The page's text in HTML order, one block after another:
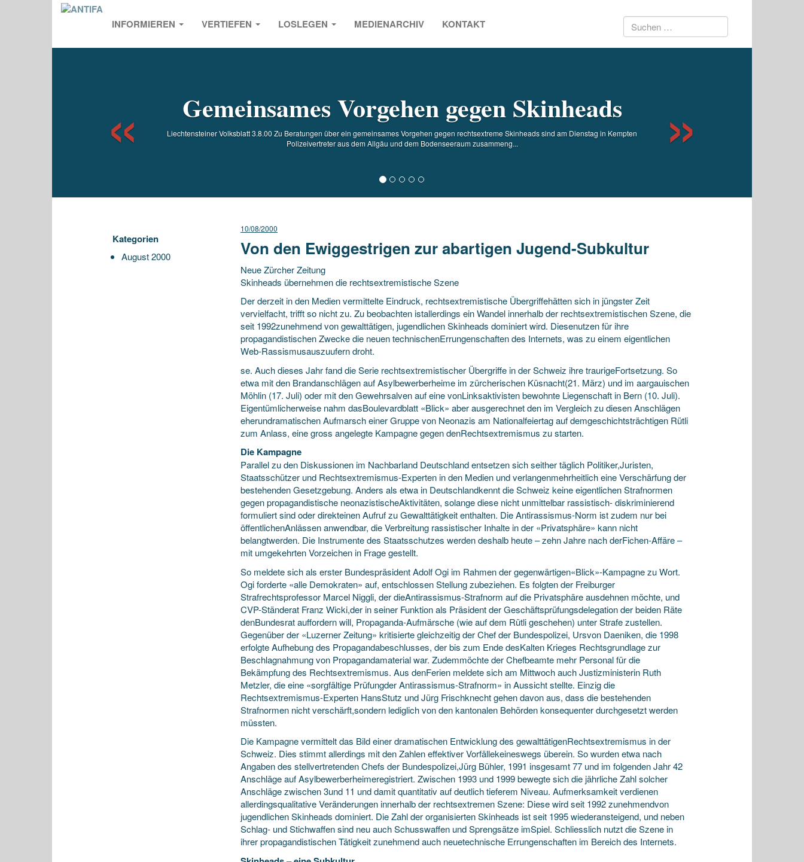
INFORMIEREN VERTIEFEN LOSLEGEN MEDIENARCHIV KONTAKT Suchen
Gemeinsames Vorgehen gegen Skinheads
Liechtensteiner Volksblatt 3.8.00 Zu Beratungen über ein gemeinsames Vorgehen gegen rechtsextreme Skinheads sind am Dienstag in Kempten
Polizeivertreter aus dem Allgäu und dem Bodenseeraum zusammeng...
Kategorien
August 2000
10/08/2000
Von den Ewiggestrigen zur abartigen Jugend-Subkultur
Neue Zürcher Zeitung
Skinheads übernehmen die rechtsextremistische Szene
Der derzeit in den Medien vermittelte Eindruck, rechtsextremistische Übergriffehätten sich in jüngster Zeit
vervielfacht, trifft so nicht zu. Zu beobachten istallerdings ein Wandel innerhalb der rechtsextremistischenSzene, die
seit 1992zunehmend von gewalttätigen, jugendlichen Skinheads dominiert wird. Diesenutzen für ihre
propagandistischen Zwecke die neuen technischenErrungenschaften des Internets, was zu einem eigentlichen
Web-Rassismusauszuufern droht.
se. Auch dieses Jahr fand die Serie rechtsextremistischer Übergriffe in der Schweiz ihre traurigeFortsetzung. So
etwa mit den Brandanschlägen auf Asylbewerberheime im zürcherischen Küsnacht(21. März) und im aargauischen
Möhlin (17. Juli) oder mit den Gewehrsalven auf eine vonLinksaktivisten bewohnte Liegenschaft in Bern (10. Juli).
Eigentümlicherweise nahm dasBoulevardblatt «Blick» aber ausgerechnet den im Vergleich zu diesen Anschlägen
eherundramatischen Aufmarsch einer Gruppe von Neonazis am Nationalfeiertag auf demgeschichtsträchtigen Rütli
zum Anlass, eine gross angelegte Kampagne gegen denRechtsextremismus zu starten.
Die Kampagne
Parallel zu den Diskussionen im Nachbarland Deutschland entsetzen sich seither täglich Politiker,Juristen,
Staatsschützer und Rechtsextremismus-Experten in den Medien und verlangenmehrheitlich eine Verschärfung der
bestehenden Gesetzgebung. Anders als etwa in Deutschlandkennt die Schweiz keine eigentlichen Strafnormen
gegen propagandistische neonazistischeAktivitäten, solange diese nicht unmittelbar rassistisch- diskriminierend
formuliert sind oder direkteinen Aufruf zu Gewalttätigkeit enthalten. Die Antirassismus-Norm ist zudem nur bei
öffentlichenAnlässen anwendbar, die Verbreitung rassistischer Inhalte in der «Privatsphäre» kann nicht
belangtwerden. Die Instrumente des Staatsschutzes werden deshalb heute – zehn Jahre nach derFichen-Affäre –
mit umgekehrten Vorzeichen in Frage gestellt.
So meldete sich als erster Bundespräsident Adolf Ogi im Rahmen der gegenwärtigen«Blick»-Kampagne zu Wort.
Ogi forderte «alle Demokraten» auf, entschlossen Stellung zubeziehen. Es folgten der Freiburger
Strafrechtsprofessor Marcel Niggli, der dieAntirassismus-Strafnorm auf die Privatsphäre ausdehnen möchte, und
CVP-Ständerat Franz Wicki,der in seiner Funktion als Präsident der Geschäftsprüfungsdelegation der beiden Räte
denBundesrat auffordern will, Propaganda-Aufmärsche (wie auf dem Rütli geschehen) unter Strafe zustellen.
Gegenüber der «Luzerner Zeitung» kritisierte gleichzeitig der Chef der Bundespolizei, Ursvon Daeniken, die 1998
erfolgte Aufhebung des Propagandabeschlusses, der bis zum Ende desKalten Krieges Rechtsgrundlage zur
Beschlagnahmung von Propagandamaterial war. Zudemmöchte der Chefbeamte mehr Personal für die
Bekämpfung des Rechtsextremismus. Aus denFerien meldete sich am Mittwoch auch Justizministerin Ruth
Metzler, die eine «sorgfältige Prüfungder Antirassismus-Strafnorm» in Aussicht stellte. Einzig die
Rechtsextremismus-Experten HansStutz und Jürg Frischknecht gehen davon aus, dass die bestehenden
Strafnormen nicht verschärft,sondern lediglich von den kantonalen Behörden konsequenter durchgesetzt werden
müssten.
Die Kampagne vermittelt das Bild einer dramatischen Entwicklung des gewalttätigenRechtsextremismus in der
Schweiz. Dies stimmt allerdings mit den Zahlen effektiver Vorfällekeineswegs überein. So wurden etwa nach
Angaben des stellvertretenden Chefs der Bundespolizei,Jürg Bühler, 1991 insgesamt 77 und im folgenden Jahr 42
Anschläge auf Asylbewerberheimeregistriert. Zwischen 1993 und 1999 bewegte sich die jährliche Zahl solcher
Anschläge zwischen 3und 11 und damit quantitativ auf deutlich tieferem Niveau. Aufmerksamkeit verdienen
allerdingsqualitative Veränderungen innerhalb der rechtsextremen Szene: Diese wird seit 1992 zunehmendvon
jugendlichen Skinheads dominiert. Die Zahl der organisierten Skinheads ist seit 1995 wiederansteigend, und neben
Schlag- und Stichwaffen sind neu auch Schusswaffen und Sprengsätze imSpiel. Schliesslich nutzt die Szene in
ihrer propagandistischen Tätigkeit zunehmend auch neuetechnische Errungenschaften im Bereich des Internets.